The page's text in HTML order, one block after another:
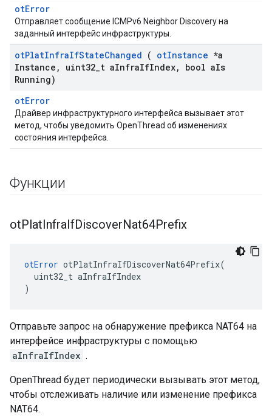
otError
Отправляет сообщение ICMPv6 Neighbor Discovery на
заданный интерфейс инфраструктуры.
otPlatInfraIfStateChanged ( otInstance *a
Instance , uint32 t aInfraIfIndex, bool aIs
Running)
otError
Драйвер инфраструктурного интерфейса вызывает этот
метод, чтобы уведомить OpenThread об изменениях
состояния интерфейса.
Функции
otPlatInfraIfDiscoverNat64Prefix
otError otPlatInfraIfDiscoverNat64Prefix(
uint32_t aInfraIfIndex
)
Отправьте запрос на обнаружение префикса NAT64 на
интерфейсе инфраструктуры с помощью
aInfraIfIndex .
OpenThread будет периодически вызывать этот метод,
чтобы отслеживать наличие или изменение префикса
NAT64.